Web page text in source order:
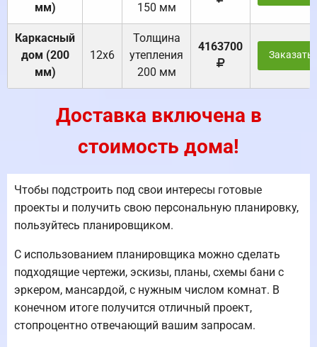
мм)
150 мм
Каркасный
дом (200
мм)
12х6
Толщина
утепления
200 мм
4163700
Заказать
Доставка включена в
стоимость дома!
Чтобы подстроить под свои интересы готовые
проекты и получить свою персональную планировку,
пользуйтесь планировщиком.
С использованием планировщика можно сделать
подходящие чертежи, эскизы, планы, схемы бани с
эркером, мансардой, с нужным числом комнат. В
конечном итоге получится отличный проект,
стопроцентно отвечающий вашим запросам.